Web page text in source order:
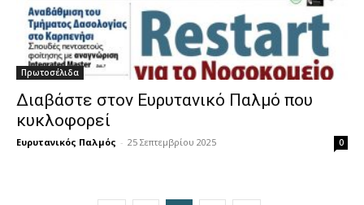
Πρωτοσέλιδα
Διαβάστε στον Ευρυτανικό Παλμό που
κυκλοφορεί
Ευρυτανικός Παλμός - 25 Σεπτεμβρίου 2025 0